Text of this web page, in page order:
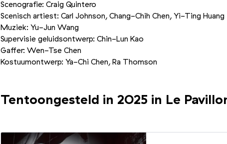
Scenografie: Craig Quintero
Scenisch artiest: Carl Johnson, Chang-Chih Chen, Yi-Ting Huang
Muziek: Yu-Jun Wang
Supervisie geluidsontwerp: Chin-Lun Kao
Gaffer: Wen-Tse Chen
Kostuumontwerp: Ya-Chi Chen, Ra Thomson
Tentoongesteld in 2025 in Le